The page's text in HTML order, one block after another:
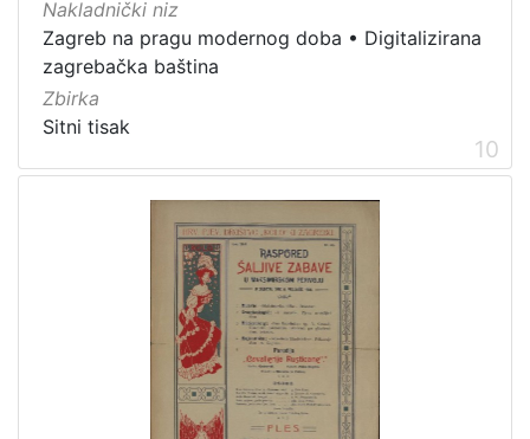
Nakladnički niz
Zagreb na pragu modernog doba • Digitalizirana
zagrebačka baština
Zbirka
Sitni tisak
10